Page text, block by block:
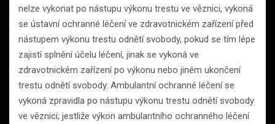
nelze vykonat po nástupu výkonu trestu ve věznici, vykoná
se ústavní ochranné léčení ve zdravotnickém zařízení před
nástupem výkonu trestu odnětí svobody, pokud se tím lépe
zajistí splnění účelu léčení, jinak se vykoná ve
zdravotnickém zařízení po výkonu nebo jiném ukončení
trestu odnětí svobody. Ambulantní ochranné léčení se
vykoná zpravidla po nástupu výkonu trestu odnětí svobody
ve věznici; jestliže výkon ambulantního ochranného léčení